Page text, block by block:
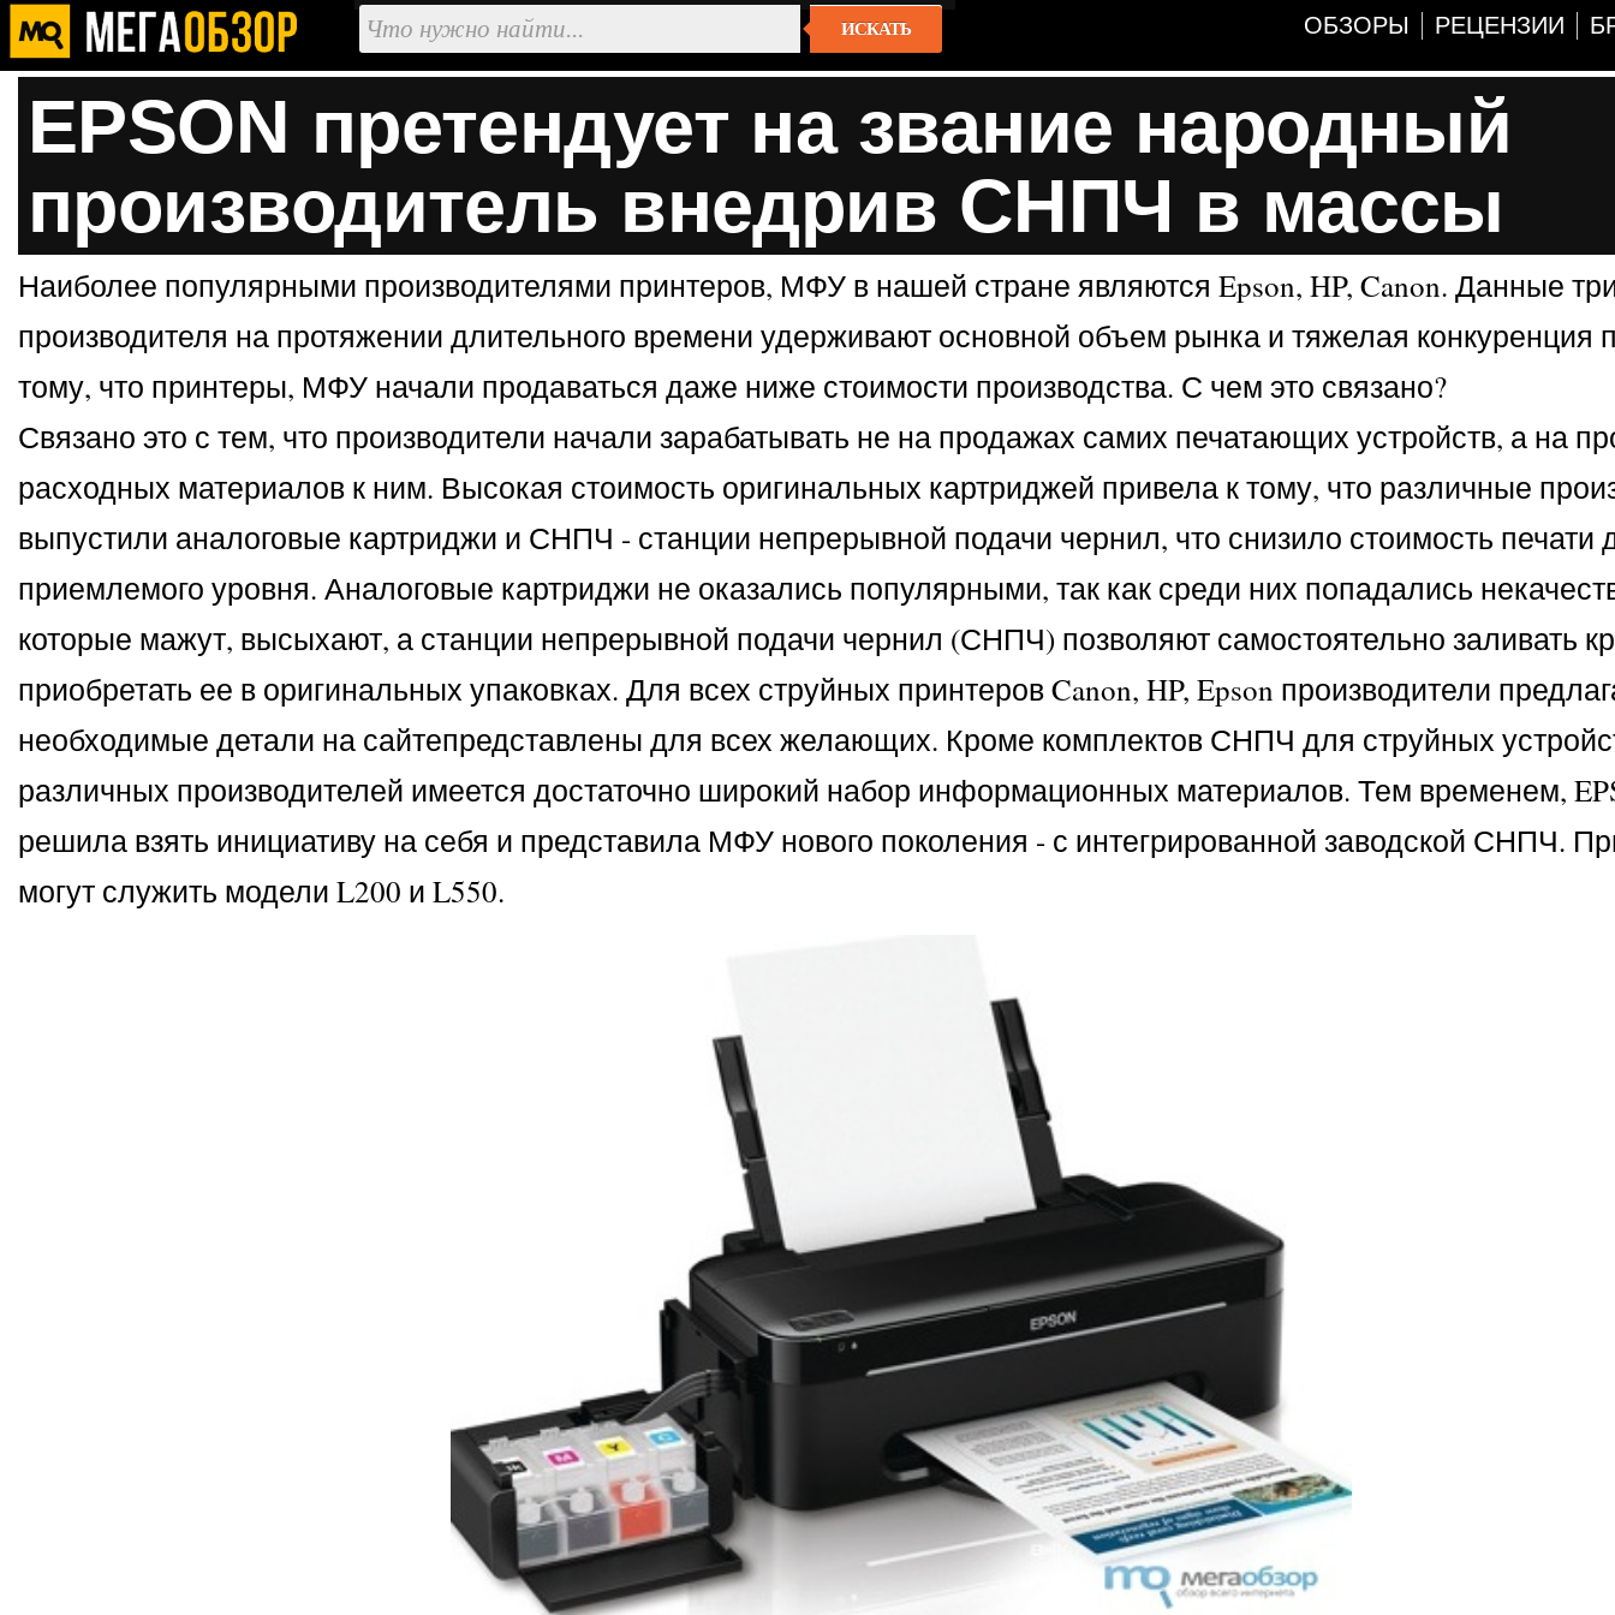
ИСКАТЬ ОБЗОРЫ РЕЦЕНЗИИ
EPSON претендует на звание народный
производитель внедрив СНПЧ в массы
Наиболее популярными производителями принтеров, МФУ в нашей стране являются Epson, HP, Canon. Данные
производителя на протяжении длительного времени удерживают основной объем рынка и тяжелая конкуренция
тому, что принтеры, МФУ начали продаваться даже ниже стоимости производства. С чем это связано?
Связано это с тем, что производители начали зарабатывать не на продажах самих печатающих устройств, а на
расходных материалов к ним. Высокая стоимость оригинальных картриджей привела к тому, что различные
выпустили аналоговые картриджи и СНПЧ - станции непрерывной подачи чернил, что снизило стоимость печати
приемлемого уровня. Аналоговые картриджи не оказались популярными, так как среди них попадались
которые мажут, высыхают, а станции непрерывной подачи чернил (СНПЧ) позволяют самостоятельно заливать
приобретать ее в оригинальных упаковках. Для всех струйных принтеров Canon, HP, Epson производители
необходимые детали на сайтепредставлены для всех желающих. Кроме комплектов СНПЧ для струйных
различных производителей имеется достаточно широкий набор информационных материалов. Тем временем,
решила взять инициативу на себя и представила МФУ нового поколения - с интегрированной заводской СНПЧ.
могут служить модели L200 и L550.